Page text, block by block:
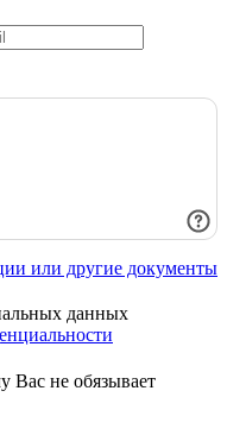
или другие документы
данных
Вас не обязывает